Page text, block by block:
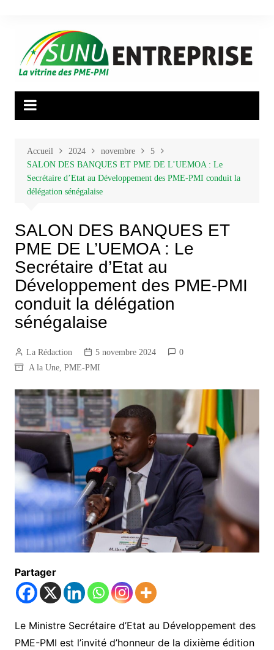
Accueil 2024 novembre
5
SALON DES BANQUES ET PME DE L’UEMOA : Le
Secrétaire d’Etat au Développement des PME-PMI conduit la
délégation sénégalaise
SALON DES BANQUES ET
PME DE L’UEMOA : Le
Secrétaire d’Etat au
Développement des PME-PMI
conduit la délégation
sénégalaise
La Rédaction 5 novembre 2024
0
A la Une, PME-PMI
Partager
Le Ministre Secrétaire d’Etat au Développement des
PME-PMI est l’invité d’honneur de la dixième édition